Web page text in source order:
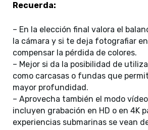
Recuerda:
– En la elección final valora el
la cámara y si te deja fotografiar en
compensar la pérdida de colores.
– Mejor si da la posibilidad de
como carcasas o fundas que
mayor profundidad.
– Aprovecha también el modo
incluyen grabación en HD o en 4K
experiencias submarinas se vean